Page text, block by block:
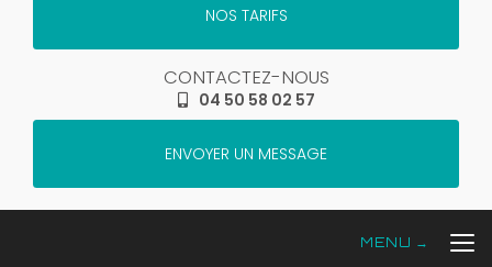
NOS TARIFS
CONTACTEZ-NOUS
04 50 58 02 57
ENVOYER UN MESSAGE